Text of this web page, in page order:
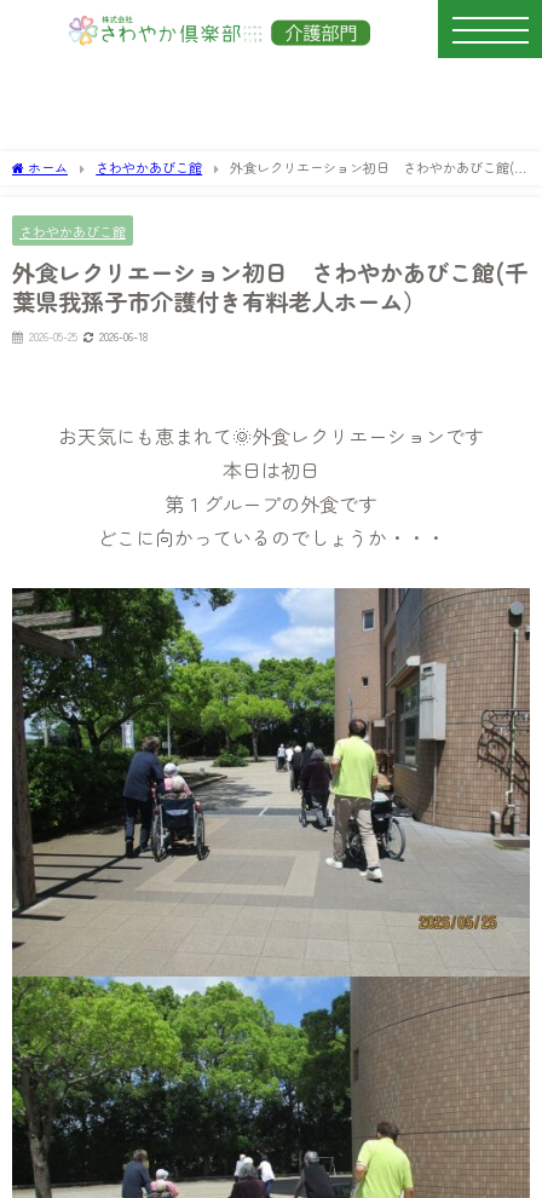
ホーム さわやかあびこ館
外食レクリエーション初日 さわやかあびこ館(千
さわやかあびこ館
外食レクリエーション初日 さわやかあびこ館(千
葉県我孫子市介護付き有料老人ホーム）
2026-05-25 2026-06-18
お天気にも恵まれて🌞外食レクリエーションです
本日は初日
第１グループの外食です
どこに向かっているのでしょうか・・・